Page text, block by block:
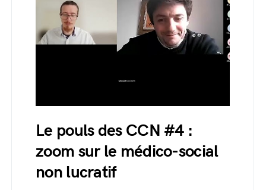
Le pouls des CCN #4 :
zoom sur le médico-social
non lucratif